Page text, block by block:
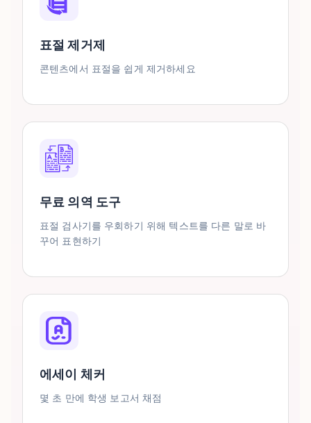
표절 제거제
콘텐츠에서 표절을 쉽게 제거하세요
무료 의역 도구
표절 검사기를 우회하기 위해 텍스트를 다른 말로 바
꾸어 표현하기
에세이 체커
몇 초 만에 학생 보고서 채점